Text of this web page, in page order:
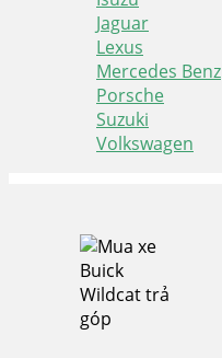
Jaguar
Lexus
Mercedes Benz
Porsche
Suzuki
Volkswagen
navigation